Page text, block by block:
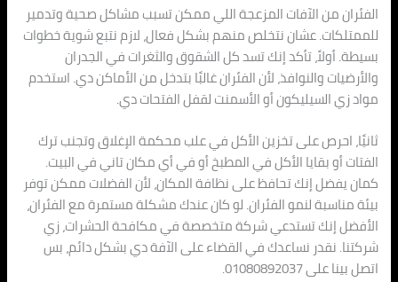
الفئران من الآفات المزعجة اللي ممكن تسبب مشاكل صحية وتدمير
للممتلكات. عشان نتخلص منهم بشكل فعال، لازم نتبع شوية خطوات
بسيطة. أولاً، تأكد إنك تسد كل الشقوق والثغرات في الجدران
والأرضيات والنوافذ، لأن الفئران غالبًا بتدخل من الأماكن دي. استخدم
مواد زي السيليكون أو الأسمنت لقفل الفتحات دي.
ثانيًا، احرص على تخزين الأكل في علب محكمة الإغلاق وتجنب ترك
الفتات أو بقايا الأكل في المطبخ أو في أي مكان تاني في البيت.
كمان يفضل إنك تحافظ على نظافة المكان، لأن الفضلات ممكن توفر
بيئة مناسبة لنمو الفئران. لو كان عندك مشكلة مستمرة مع الفئران،
الأفضل إنك تستدعي شركة متخصصة في مكافحة الحشرات، زي
شركتنا. نقدر نساعدك في القضاء على الآفة دي بشكل دائم، بس
اتصل بينا على 01080892037.